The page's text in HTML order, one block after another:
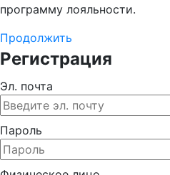
программу лояльности.
Продолжить
Регистрация
Эл. почта
Пароль